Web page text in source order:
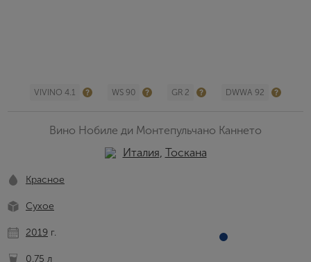
VIVINO 4.1 WS 90 GR 2 DWWA 92
Вино Нобиле ди Монтепульчано Каннето
Италия, Тоскана
Красное
Сухое
2019 г.
0.75 л